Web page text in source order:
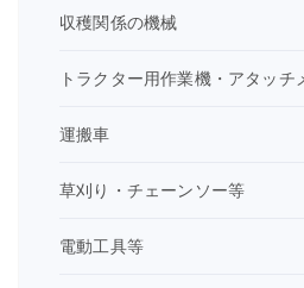
収穫関係の機械
トラクター用作業機・アタッチ
運搬車
草刈り・チェーンソー等
電動工具等